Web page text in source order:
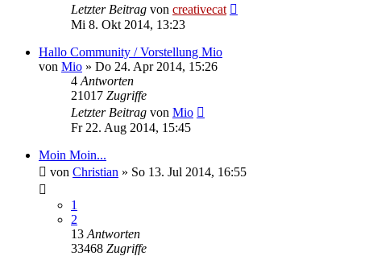
Letzter Beitrag von creativecat
Mi 8. Okt 2014, 13:23
Hallo Community / Vorstellung Mio
von Mio » Do 24. Apr 2014, 15:26
4 Antworten
21017 Zugriffe
Letzter Beitrag von Mio
Fr 22. Aug 2014, 15:45
Moin Moin...
von Christian » So 13. Jul 2014, 16:55
1
2
13 Antworten
33468 Zugriffe